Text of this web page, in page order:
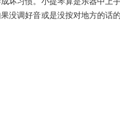
没调好音或是没按对地方的话